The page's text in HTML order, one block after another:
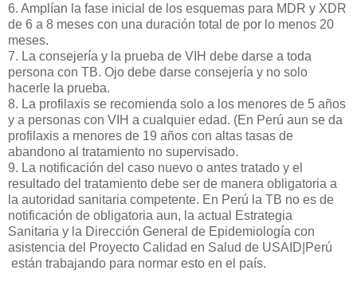
6. Amplían la fase inicial de los esquemas para MDR y XDR
de 6 a 8 meses con una duración total de por lo menos 20
meses.
7. La consejería y la prueba de VIH debe darse a toda
persona con TB. Ojo debe darse consejería y no solo
hacerle la prueba.
8. La profilaxis se recomienda solo a los menores de 5 años
y a personas con VIH a cualquier edad. (En Perú aun se da
profilaxis a menores de 19 años con altas tasas de
abandono al tratamiento no supervisado.
9. La notificación del caso nuevo o antes tratado y el
resultado del tratamiento debe ser de manera obligatoria a
la autoridad sanitaria competente. En Perú la TB no es de
notificación de obligatoria aun, la actual Estrategia
Sanitaria y la Dirección General de Epidemiología con
asistencia del Proyecto Calidad en Salud de USAID|Perú
están trabajando para normar esto en el país.